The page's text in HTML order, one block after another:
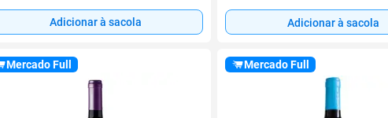
Adicionar à sacola Adicionar à sacola
Mercado Full Mercado Full